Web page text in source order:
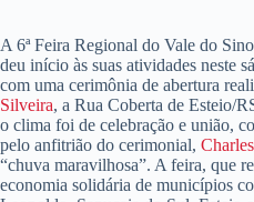
A 6ª Feira Regional do Vale do
deu início às suas atividades neste
com uma cerimônia de abertura
Silveira, a Rua Coberta de Esteio/
o clima foi de celebração e união,
pelo anfitrião do cerimonial,
“chuva maravilhosa”. A feira, que
economia solidária de municípios